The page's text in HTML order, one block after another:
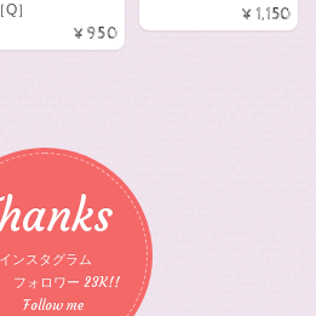
Q］
¥950
¥1,150
スタグラム
ロワー 23K!!
Follow me